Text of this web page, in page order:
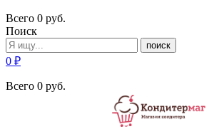
Всего 0 руб.
Поиск
поиск
0 ₽
Всего 0 руб.